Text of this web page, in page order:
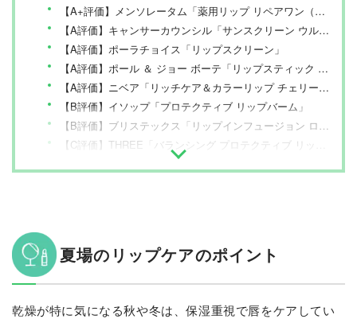
【A+評価】メンソレータム「薬用リップ リペアワン（無香料）（医薬部外品）」
【A評価】キャンサーカウンシル「サンスクリーン ウルトラ SPF50+ リップバーム」
【A評価】ポーラチョイス「リップスクリーン」
【A評価】ポール ＆ ジョー ボーテ「リップスティック UV」
【A評価】ニベア「リッチケア＆カラーリップ チェリーブラウン」
【B評価】イソップ「プロテクティブ リップバーム」
【B評価】ブリステックス「リップインフュージョン ロングモイスチャー」
【C評価】THREE「バランシング プロテクティブ リップ バー」
夏場のリップケアのポイント
乾燥が特に気になる秋や冬は、保湿重視で唇をケアしてい